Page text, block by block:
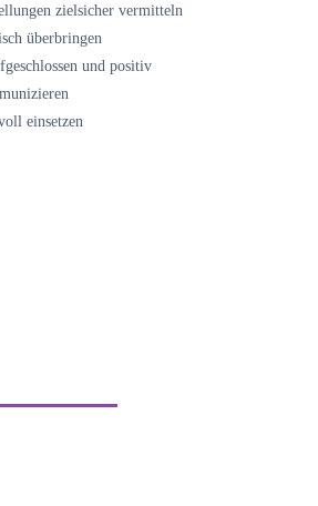
zielsicher vermitteln
überbringen
und positiv
einsetzen